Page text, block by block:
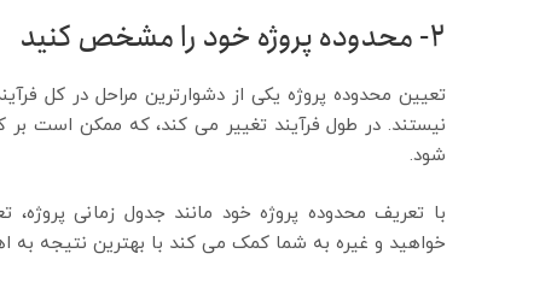
2- محدوده پروژه خود را مشخص کنید
تعیین محدوده پروژه یکی از دشوارترین مراحل در کل
نیستند. در طول فرآیند تغییر می کند، که ممکن است بر
شود.
با تعریف محدوده پروژه خود مانند جدول زمانی
خواهید و غیره به شما کمک می کند با بهترین نتیجه به